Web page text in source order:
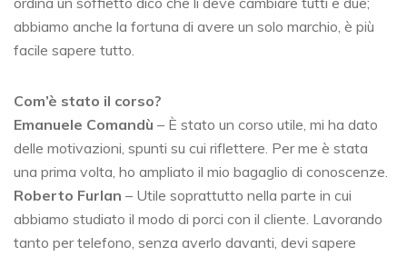
abbiamo anche la fortuna di avere un solo marchio, è più
facile sapere tutto.
Com’è stato il corso?
Emanuele Comandù – È stato un corso utile, mi ha dato
delle motivazioni, spunti su cui riflettere. Per me è stata
una prima volta, ho ampliato il mio bagaglio di conoscenze.
Roberto Furlan – Utile soprattutto nella parte in cui
abbiamo studiato il modo di porci con il cliente. Lavorando
tanto per telefono, senza averlo davanti, devi sapere